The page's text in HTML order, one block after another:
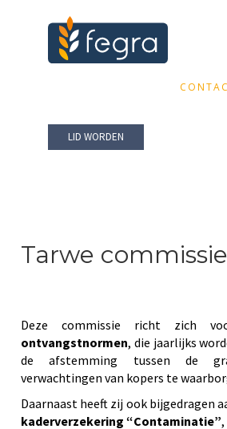
LID WORDEN
Tarwe commissie
Deze commissie richt zich
ontvangstnormen, die jaarlijks
de afstemming tussen de
verwachtingen van kopers te
Daarnaast heeft zij ook bijgedragen
kaderverzekering “Contaminatie”